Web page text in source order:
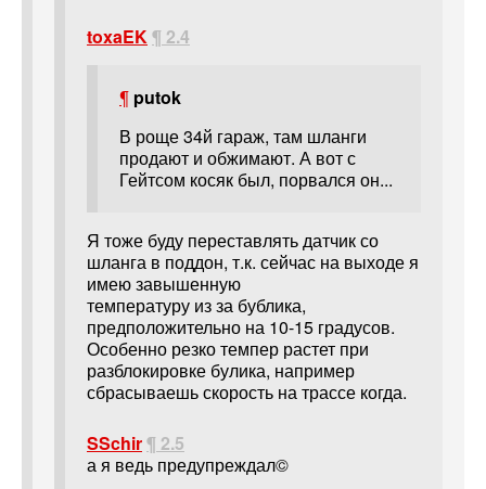
toxaEK¶ 2.4
¶ putok
В роще 34й гараж, там шланги
продают и обжимают. А вот с
Гейтсом косяк был, порвался он...
Я тоже буду переставлять датчик со
шланга в поддон, т.к. сейчас на выходе я
имею завышенную
температуру из за бублика,
предположительно на 10-15 градусов.
Особенно резко темпер растет при
разблокировке булика, например
сбрасываешь скорость на трассе когда.
SSchir¶ 2.5
а я ведь предупреждал©